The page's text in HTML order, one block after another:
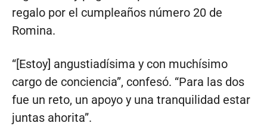
regalo por el cumpleaños número 20 de
Romina.
“[Estoy] angustiadísima y con muchísimo
cargo de conciencia”, confesó. “Para las dos
fue un reto, un apoyo y una tranquilidad estar
juntas ahorita”.